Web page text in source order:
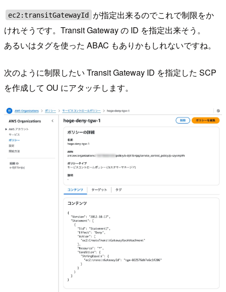
ec2:transitGatewayId が指定出来るのでこれで制限をか
けれそうです。Transit Gateway の ID を指定出来そう。
あるいはタグを使った ABAC もありかもしれないですね。
次のように制限したい Transit Gateway ID を指定した SCP
を作成して OU にアタッチします。